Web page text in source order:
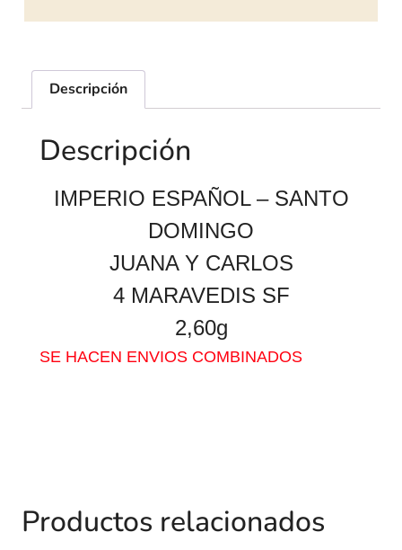
Descripción
Descripción
IMPERIO ESPAÑOL – SANTO
DOMINGO
JUANA Y CARLOS
4 MARAVEDIS SF
2,60g
SE HACEN ENVIOS COMBINADOS
Productos relacionados